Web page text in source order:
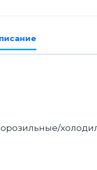
Корсика